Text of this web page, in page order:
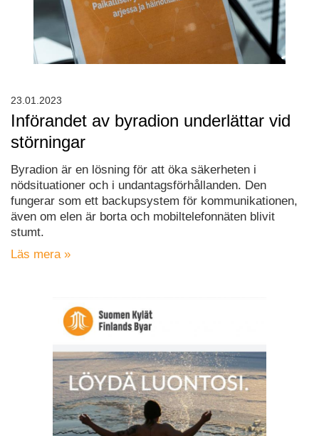
Införandet av byradion underlättar vid
störningar
Byradion är en lösning för att öka säkerheten i
nödsituationer och i undantagsförhållanden. Den
fungerar som ett backupsystem för kommunikationen,
även om elen är borta och mobiltelefonnäten blivit
stumt.
Läs mera »
23.01.2023